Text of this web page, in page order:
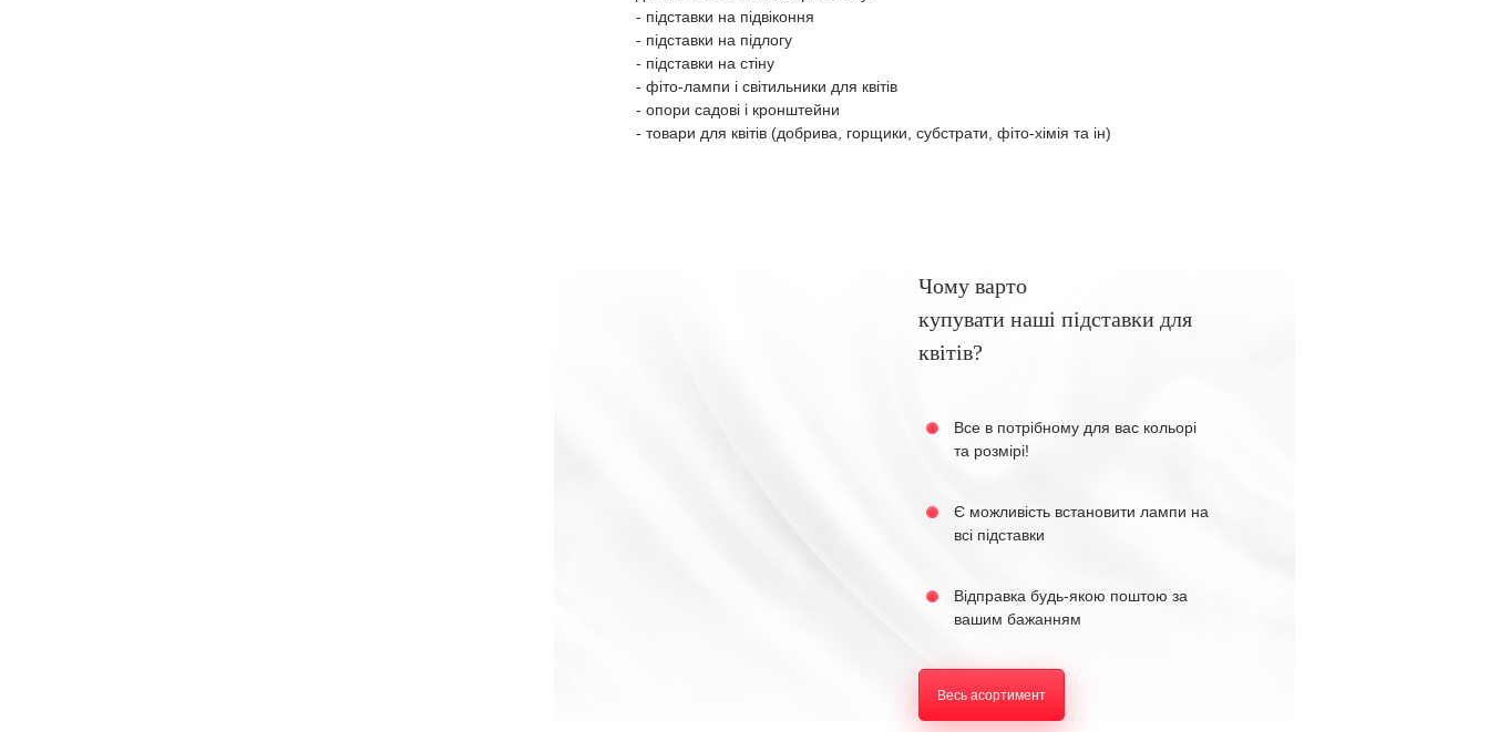
- підставки на підвіконня
- підставки на підлогу
- підставки на стіну
- фіто-лампи і світильники для квітів
- опори садові і кронштейни
- товари для квітів (добрива, горщики, субстрати, фіто-хімія та ін)
Чому варто
купувати наші підставки для
квітів?
Все в потрібному для вас кольорі
та розмірі!
Є можливість встановити лампи на
всі підставки
Відправка будь-якою поштою за
вашим бажанням
Весь асортимент